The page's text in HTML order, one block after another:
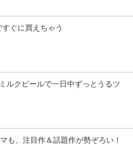
ぐに買えちゃう
ルクピールで一日中ずっとうるツ
も、注目作＆話題作が勢ぞろい！